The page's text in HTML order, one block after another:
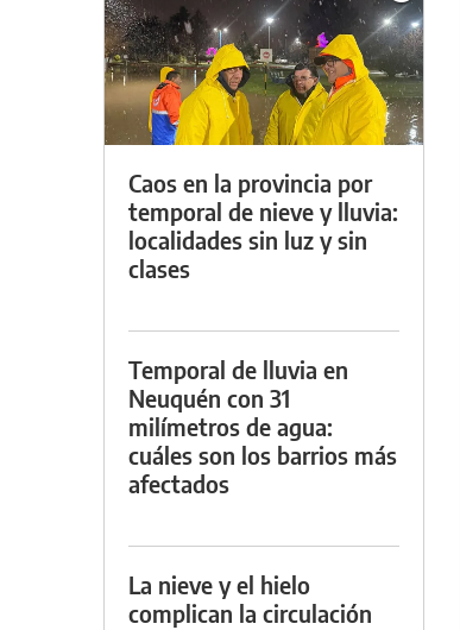
Caos en la provincia por
temporal de nieve y lluvia:
localidades sin luz y sin
clases
Temporal de lluvia en
Neuquén con 31
milímetros de agua:
cuáles son los barrios más
afectados
La nieve y el hielo
complican la circulación